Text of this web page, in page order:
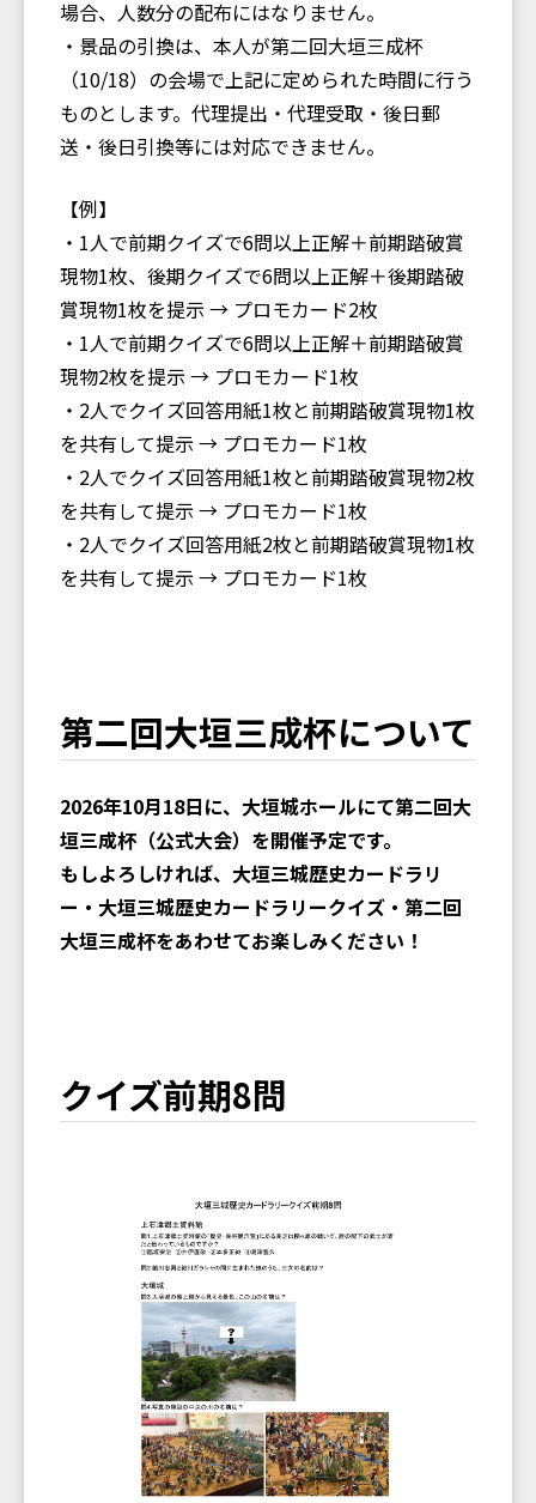
場合、人数分の配布にはなりません。
・景品の引換は、本人が第二回大垣三成杯
（10/18）の会場で上記に定められた時間に行う
ものとします。代理提出・代理受取・後日郵
送・後日引換等には対応できません。
【例】
・1人で前期クイズで6問以上正解＋前期踏破賞
現物1枚、後期クイズで6問以上正解＋後期踏破
賞現物1枚を提示 → プロモカード2枚
・1人で前期クイズで6問以上正解＋前期踏破賞
現物2枚を提示 → プロモカード1枚
・2人でクイズ回答用紙1枚と前期踏破賞現物1枚
を共有して提示 → プロモカード1枚
・2人でクイズ回答用紙1枚と前期踏破賞現物2枚
を共有して提示 → プロモカード1枚
・2人でクイズ回答用紙2枚と前期踏破賞現物1枚
を共有して提示 → プロモカード1枚
第二回大垣三成杯について
2026年10月18日に、大垣城ホールにて第二回大
垣三成杯（公式大会）を開催予定です。
もしよろしければ、大垣三城歴史カードラリ
ー・大垣三城歴史カードラリークイズ・第二回
大垣三成杯をあわせてお楽しみください！
クイズ前期8問